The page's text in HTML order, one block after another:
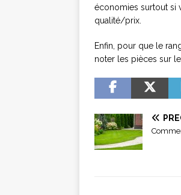
économies surtout si
qualité/prix.
Enfin, pour que le
noter les pièces sur